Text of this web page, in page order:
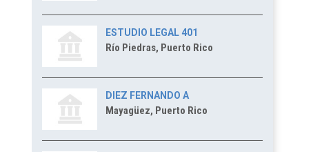
ESTUDIO LEGAL 401
Río Piedras, Puerto Rico
DIEZ FERNANDO A
Mayagüez, Puerto Rico